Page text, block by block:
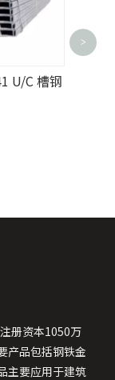
镀锌 100x100mm
型钢用于混凝土轨
>
册资本1050万
产品包括钢铁金
主要应用于建筑